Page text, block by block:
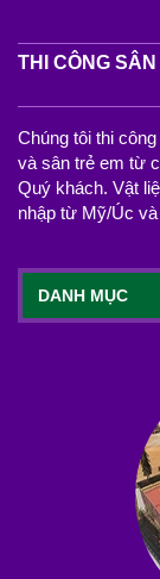
THI CÔNG
Chúng tôi thi
và sân trẻ em từ
Quý khách. Vật
nhập từ Mỹ/Úc
DANH MỤC